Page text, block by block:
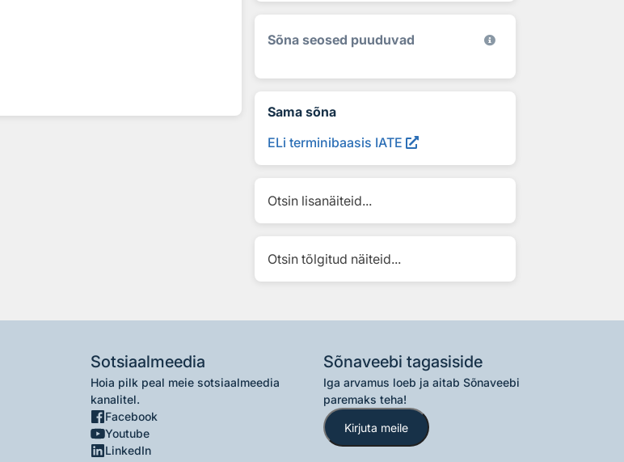
Sõna seosed puuduvad
Sama sõna
ELi terminibaasis IATE
Otsin lisanäiteid...
Otsin tõlgitud näiteid...
Sotsiaalmeedia
Hoia pilk peal meie sotsiaalmeedia
kanalitel.
Facebook
Youtube
LinkedIn
Sõnaveebi tagasiside
Iga arvamus loeb ja aitab Sõnaveebi
paremaks teha!
Kirjuta meile